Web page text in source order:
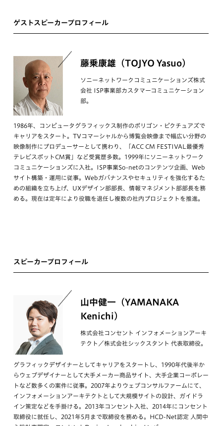
ゲストスピーカープロフィール
藤乗康雄（TOJYO Yasuo）
ソニーネットワークコミュニケーションズ株式
会社 ISP事業部カスタマーコミュニケーション
部。
1986年、コンピュータグラフィックス制作のポリゴン・ピクチュアズで
キャリアをスタート。TVコマーシャルから博覧会映像まで幅広い分野の
映像制作にプロデューサーとして携わり、「ACC CM FESTIVAL最優秀
テレビスポットCM賞」など受賞歴多数。1999年にソニーネットワーク
コミュニケーションズに入社。ISP事業So-netのコンテンツ企画、Web
サイト構築・運用に従事。Webガバナンスやセキュリティを強化するた
めの組織を立ち上げ、UXデザイン部部長、情報マネジメント部部長を務
める。現在は定年により役職を退任し複数の社内プロジェクトを推進。
スピーカープロフィール
山中健一（YAMANAKA
Kenichi）
株式会社コンセント インフォメーションアーキ
テクト／株式会社シックスタント 代表取締役。
グラフィックデザイナーとしてキャリアをスタートし、1990年代後半か
らウェブデザイナーとして大手メーカー商品サイト、大手企業コーポレー
トなど数多くの案件に従事。2007年よりウェブコンサルファームにて、
インフォメーションアーキテクトとして大規模サイトの設計、ガイドラ
イン策定などを手掛ける。2013年コンセント入社、2014年にコンセント
取締役に就任し、2021年5月まで取締役を務める。HCD-Net認定 人間中